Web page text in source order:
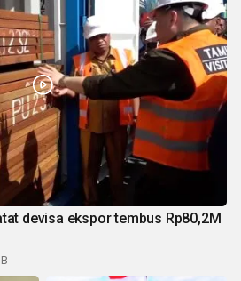
devisa ekspor tembus Rp80,2M